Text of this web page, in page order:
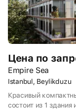
Цена по
Empire Sea
Istanbul, Beylikduzu
Красивый
состоит из 1 здания и предлагает всего 77 квартир.